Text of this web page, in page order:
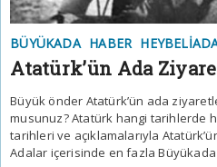
BÜYÜKADA HABER
Atatürk’ün Ada
Büyük önder Atatürk’ün ada
musunuz? Atatürk hangi tarihlerde
tarihleri ve açıklamalarıyla
Adalar içerisinde en fazla